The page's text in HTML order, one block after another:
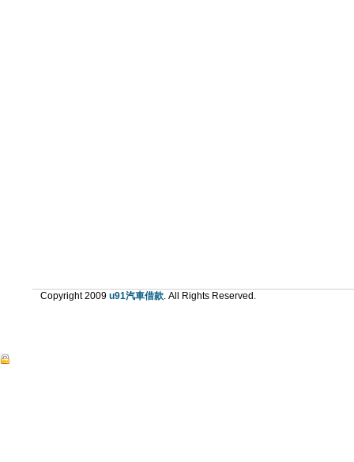
Copyright 2009 u91汽車借款. All Rights Reserved.